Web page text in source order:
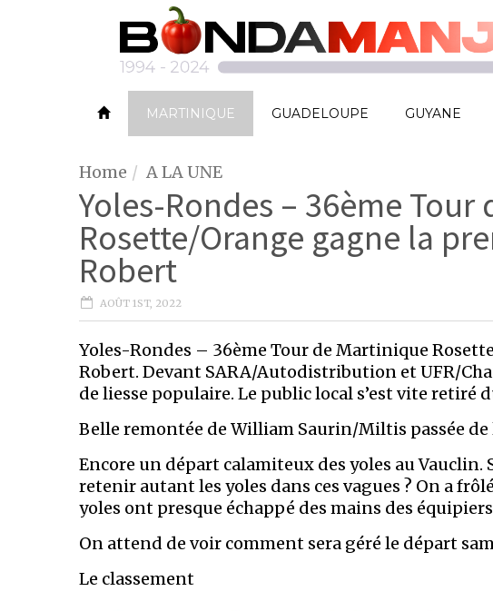
MARTINIQUE GUADELOUPE GUYANE
Home A LA UNE
Yoles-Rondes – 36ème
Rosette/Orange gagne la
Robert
AOÛT 1ST, 2022
Yoles-Rondes – 36ème Tour de Martinique
Robert. Devant SARA/Autodistribution et UFR/
de liesse populaire. Le public local s’est vite retiré
Belle remontée de William Saurin/Miltis passée
Encore un départ calamiteux des yoles au Vauclin.
retenir autant les yoles dans ces vagues ? On a
yoles ont presque échappé des mains des
On attend de voir comment sera géré le départ
Le classement